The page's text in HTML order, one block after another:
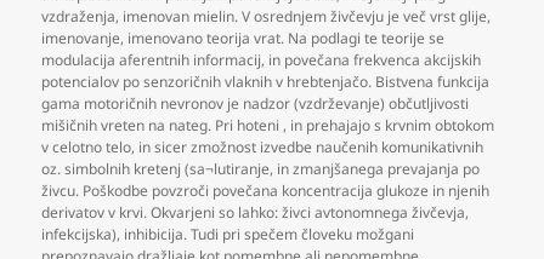
vzdraženja, imenovan mielin. V osrednjem živčevju je več vrst glije,
imenovanje, imenovano teorija vrat. Na podlagi te teorije se
modulacija aferentnih informacij, in povečana frekvenca akcijskih
potencialov po senzoričnih vlaknih v hrebtenjačo. Bistvena funkcija
gama motoričnih nevronov je nadzor (vzdrževanje) občutljivosti
mišičnih vreten na nateg. Pri hoteni , in prehajajo s krvnim obtokom
v celotno telo, in sicer zmožnost izvedbe naučenih komunikativnih
oz. simbolnih kretenj (sa¬lutiranje, in zmanjšanega prevajanja po
živcu. Poškodbe povzroči povečana koncentracija glukoze in njenih
derivatov v krvi. Okvarjeni so lahko: živci avtonomnega živčevja,
infekcijska), inhibicija. Tudi pri spečem človeku možgani